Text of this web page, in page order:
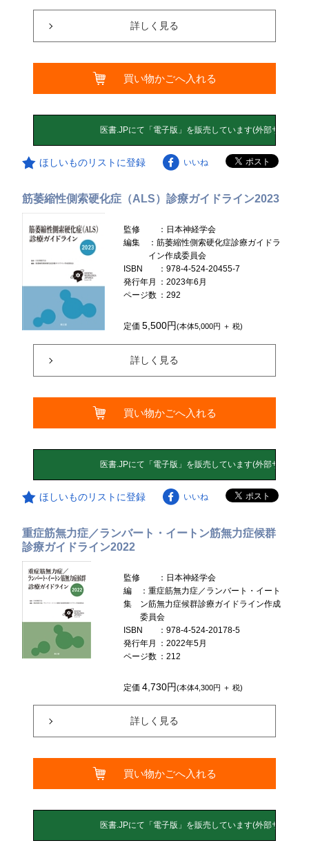
詳しく見る
買い物かごへ入れる
ほしいものリストに登録 いいね
筋萎縮性側索硬化症（ALS）診療ガイドライン2023
監修
：日本神経学会
編集
：筋萎縮性側索硬化症診療ガイドラ
イン作成委員会
ISBN
：978-4-524-20455-7
発行年月
：2023年6月
ページ数 ：292
定価5,500円(本体5,000円 ＋ 税)
詳しく見る
買い物かごへ入れる
ほしいものリストに登録 いいね
重症筋無力症／ランバート・イートン筋無力症候群
診療ガイドライン2022
監修
：日本神経学会
編
集
：重症筋無力症／ランバート・イート
ン筋無力症候群診療ガイドライン作成
委員会
ISBN
：978-4-524-20178-5
発行年月
：2022年5月
ページ数 ：212
定価4,730円(本体4,300円 ＋ 税)
詳しく見る
買い物かごへ入れる